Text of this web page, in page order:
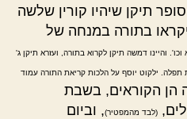
תיקן שיהיו קורין שלשה
בתורה במנחה של
והיינו דמשה תיקן לקרוא בתורה, ועזרא תיקן ג'
תפלה. ילקוט יוסף על הלכות קריאת התורה עמוד
הן הקוראים, בשבת
(לבד מהמפטיר), וביום